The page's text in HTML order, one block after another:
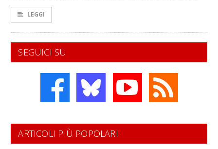
LEGGI
SEGUICI SU
ARTICOLI PIÙ POPOLARI